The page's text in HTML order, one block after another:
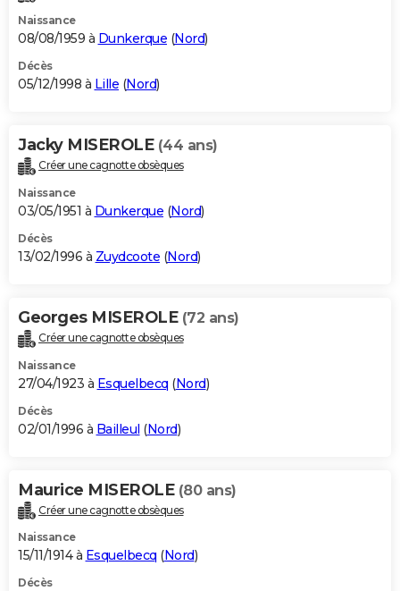
Naissance
08/08/1959 à Dunkerque (Nord)
Décès
05/12/1998 à Lille (Nord)
Jacky MISEROLE (44 ans)
Créer une cagnotte obsèques
Naissance
03/05/1951 à Dunkerque (Nord)
Décès
13/02/1996 à Zuydcoote (Nord)
Georges MISEROLE (72 ans)
Créer une cagnotte obsèques
Naissance
27/04/1923 à Esquelbecq (Nord)
Décès
02/01/1996 à Bailleul (Nord)
Maurice MISEROLE (80 ans)
Créer une cagnotte obsèques
Naissance
15/11/1914 à Esquelbecq (Nord)
Décès